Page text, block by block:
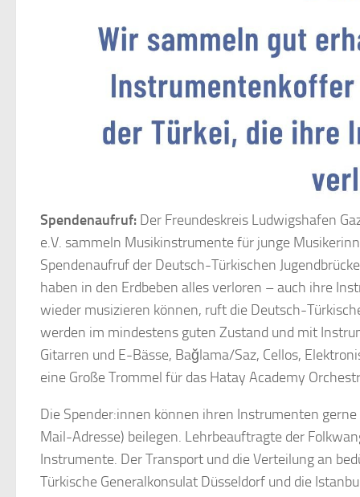
Spendenaufruf: Der Freundeskreis Ludwigshafen
e.V. sammeln Musikinstrumente für junge
Spendenaufruf der Deutsch-Türkischen
haben in den Erdbeben alles verloren – auch ihre
wieder musizieren können, ruft die Deutsch-
werden im mindestens guten Zustand und mit
Gitarren und E-Bässe, Bağlama/Saz, Cellos,
eine Große Trommel für das Hatay Academy
Die Spender:innen können ihren Instrumenten
Mail-Adresse) beilegen. Lehrbeauftragte der
Instrumente. Der Transport und die Verteilung an
Türkische Generalkonsulat Düsseldorf und die